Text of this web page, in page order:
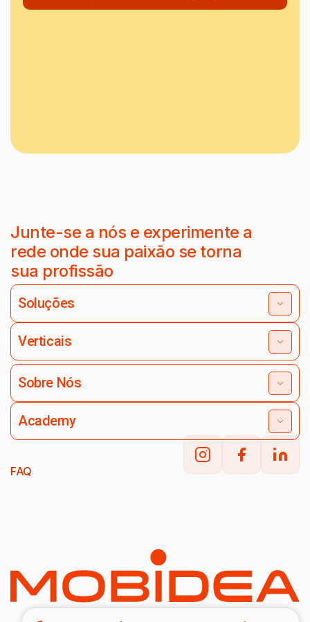
Junte-se a nós e experimente a
rede onde sua paixão se torna
sua profissão
Soluções
Verticais
Sobre Nós
Academy
FAQ